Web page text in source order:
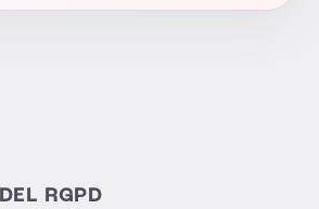
RGPD